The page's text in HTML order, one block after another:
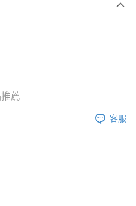
工作天到店，7天內取。逾期後
薦
客服